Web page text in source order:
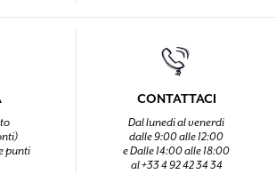
punti
CONTATTACI
Dal lunedi al venerdi
dalle 9:00 alle 12:00
e Dalle 14:00 alle 18:00
al +33 4 92 42 34 34